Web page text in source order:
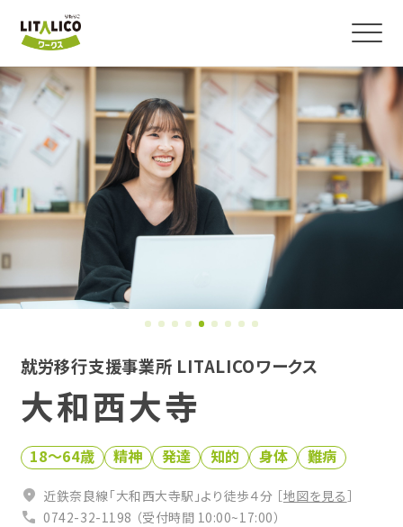
よくわかる！就労移行支援
サービス紹介
障害のある方の就職事例
事業所を探す
お役立ちコラム・イベント
お役立ち仕事コラム
相談会・イベントに参加する
0120-951-712
受付時間 平日10:00〜17:00
就労移行支援事業所 LITALICOワークス
大和西大寺
18〜64歳 精神 発達 知的 身体 難病
近鉄奈良線「大和西大寺駅」より徒歩４分 ［地図を見る］
0742-32-1198 （受付時間 10:00~17:00）